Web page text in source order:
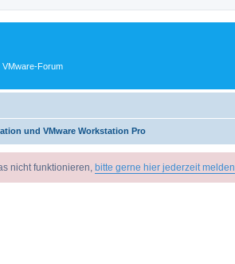
VMware-Forum
und VMware Workstation Pro
nicht funktionieren, bitte gerne hier jederzeit melden